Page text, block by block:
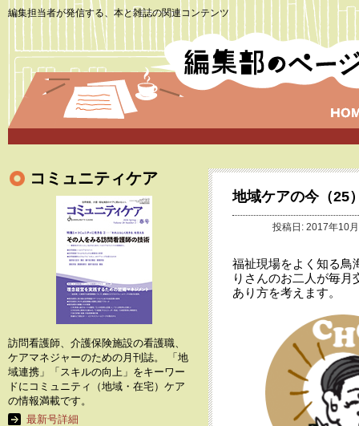
編集担当者が発信する、本と雑誌の関連コンテンツ
地域ケアの今（25
投稿日: 2017年10
福祉現場をよく知る鳥
りさんのお二人が毎
あり方を考えます。
コミュニティケア
訪問看護師、介護保険施設の看護職、
ケアマネジャーのための月刊誌。 「地
域連携」「スキルの向上」をキーワー
ドにコミュニティ（地域・在宅）ケア
の情報満載です。
最新号詳細